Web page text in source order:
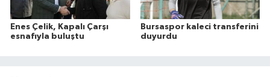
Enes Çelik, Kapalı Çarşı
esnafıyla buluştu
Bursaspor kaleci transferini
duyurdu